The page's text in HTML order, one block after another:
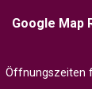
Google Map
Öffnungszeiten